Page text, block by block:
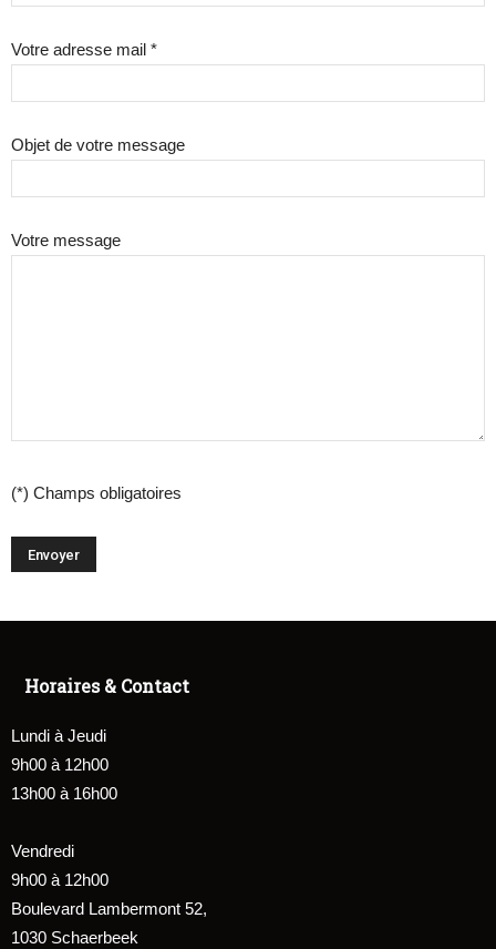
Votre adresse mail *
Objet de votre message
Votre message
(*) Champs obligatoires
Horaires & Contact
Lundi à Jeudi
9h00 à 12h00
13h00 à 16h00
Vendredi
9h00 à 12h00
Boulevard Lambermont 52,
1030 Schaerbeek